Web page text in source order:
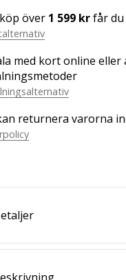
över 1 599 krfår
med kort online eller
returnera varorna